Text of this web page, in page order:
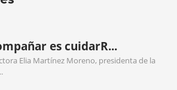
es cuidarR...
Elia Martínez Moreno, presidenta de la